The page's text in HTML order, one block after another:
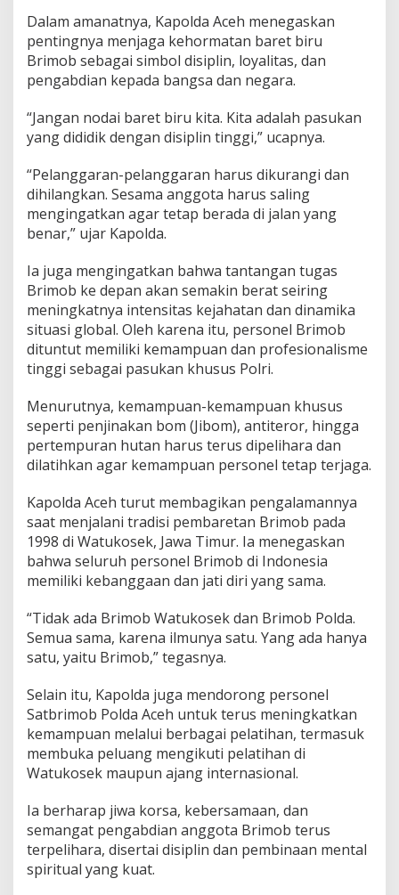
P
o
l
d
a
c
e
Dalam amanatnya, Kapolda Aceh menegaskan
pentingnya menjaga kehormatan baret biru
Brimob sebagai simbol disiplin, loyalitas, dan
pengabdian kepada bangsa dan negara.
“Jangan nodai baret biru kita. Kita adalah pasukan
yang dididik dengan disiplin tinggi,” ucapnya.
“Pelanggaran-pelanggaran harus dikurangi dan
dihilangkan. Sesama anggota harus saling
mengingatkan agar tetap berada di jalan yang
benar,” ujar Kapolda.
Ia juga mengingatkan bahwa tantangan tugas
Brimob ke depan akan semakin berat seiring
meningkatnya intensitas kejahatan dan dinamika
situasi global. Oleh karena itu, personel Brimob
dituntut memiliki kemampuan dan profesionalisme
tinggi sebagai pasukan khusus Polri.
Menurutnya, kemampuan-kemampuan khusus
seperti penjinakan bom (Jibom), antiteror, hingga
pertempuran hutan harus terus dipelihara dan
dilatihkan agar kemampuan personel tetap terjaga.
Kapolda Aceh turut membagikan pengalamannya
saat menjalani tradisi pembaretan Brimob pada
1998 di Watukosek, Jawa Timur. Ia menegaskan
bahwa seluruh personel Brimob di Indonesia
memiliki kebanggaan dan jati diri yang sama.
“Tidak ada Brimob Watukosek dan Brimob Polda.
Semua sama, karena ilmunya satu. Yang ada hanya
satu, yaitu Brimob,” tegasnya.
Selain itu, Kapolda juga mendorong personel
Satbrimob Polda Aceh untuk terus meningkatkan
kemampuan melalui berbagai pelatihan, termasuk
membuka peluang mengikuti pelatihan di
Watukosek maupun ajang internasional.
Ia berharap jiwa korsa, kebersamaan, dan
semangat pengabdian anggota Brimob terus
terpelihara, disertai disiplin dan pembinaan mental
spiritual yang kuat.